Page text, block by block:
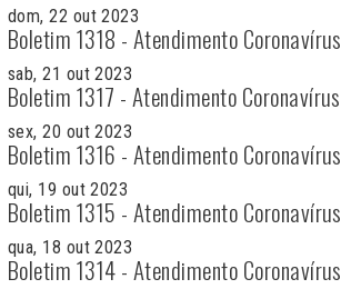
dom, 22 out 2023
Boletim 1318 - Atendimento Coronavírus
sab, 21 out 2023
Boletim 1317 - Atendimento Coronavírus
sex, 20 out 2023
Boletim 1316 - Atendimento Coronavírus
qui, 19 out 2023
Boletim 1315 - Atendimento Coronavírus
qua, 18 out 2023
Boletim 1314 - Atendimento Coronavírus